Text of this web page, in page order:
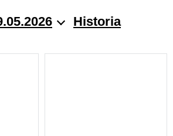
Historia